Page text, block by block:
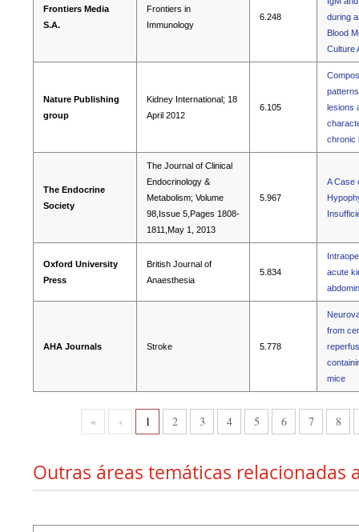
Frontiers Media
S.A.
Frontiers in
Immunology
6.248
during
Blood
Culture
Nature Publishing
group
Kidney International; 18
April 2012
6.105
lesions
chronic
The Endocrine
Society
The Journal of Clinical
Endocrinology &
Metabolism; Volume
98,Issue 5,Pages 1808-
1811,May 1, 2013
5.967
A Case
Oxford University
Press
British Journal of
Anaesthesia
5.834
acute
AHA Journals Stroke 5.778
from
mice
« ‹ 1 2 3 4 5 6 7 8
Outras áreas temáticas relacionadas